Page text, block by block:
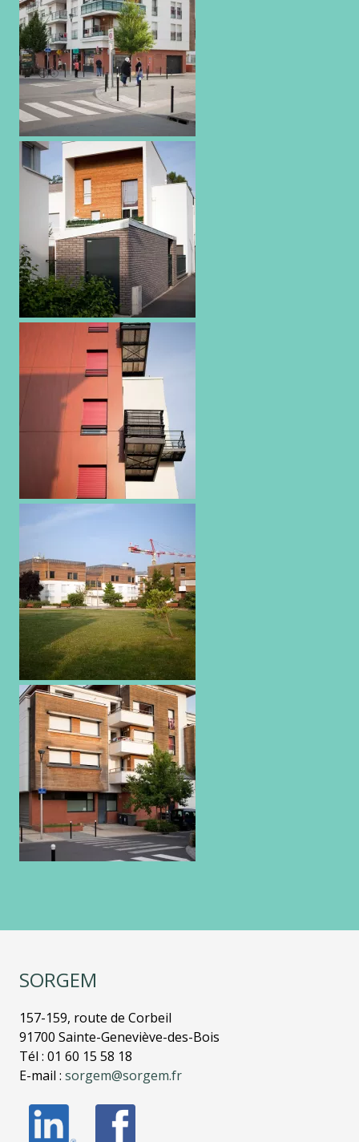
SORGEM
157-159, route de Corbeil
91700 Sainte-Geneviève-des-Bois
Tél : 01 60 15 58 18
E-mail : sorgem@sorgem.fr